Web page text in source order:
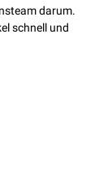
darum.
schnell und